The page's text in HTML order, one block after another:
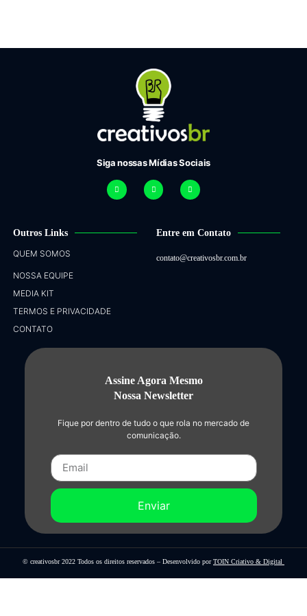
Siga nossas Mídias Sociais
Outros Links
QUEM SOMOS
NOSSA EQUIPE
MEDIA KIT
TERMOS E PRIVACIDADE
CONTATO
Entre em Contato
contato@creativosbr.com.br
Assine Agora Mesmo
Nossa Newsletter
Fique por dentro de tudo o que rola no mercado de
comunicação.
Enviar
© creativosbr 2022 Todos os direitos reservados – Desenvolvido porTOIN Criativo & Digital